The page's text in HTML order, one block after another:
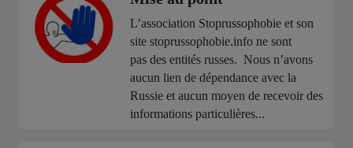
L’association Stoprussophobie et son
site stoprussophobie.info ne sont
pas des entités russes. Nous n’avons
aucun lien de dépendance avec la
Russie et aucun moyen de recevoir des
informations particulières...